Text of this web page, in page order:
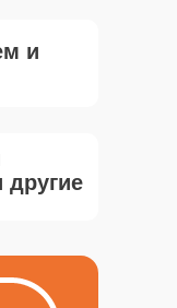
и